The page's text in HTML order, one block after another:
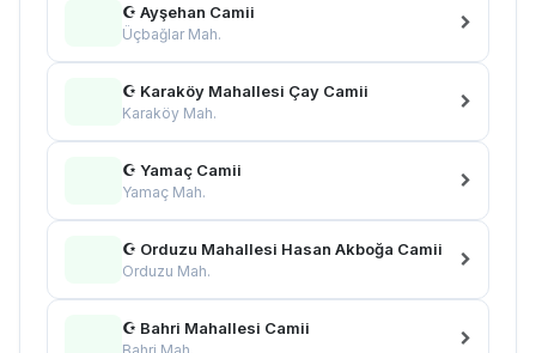
☪ Ayşehan Camii
Üçbağlar Mah.
☪ Karaköy Mahallesi Çay Camii
Karaköy Mah.
☪ Yamaç Camii
Yamaç Mah.
☪ Orduzu Mahallesi Hasan Akboğa Camii
Orduzu Mah.
☪ Bahri Mahallesi Camii
Bahri Mah.